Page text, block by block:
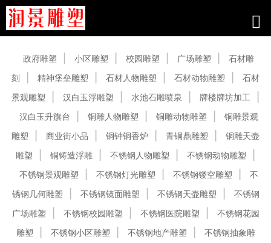
政府雕塑 小区雕塑 校园雕塑 广场雕塑
石材雕
刻
精神堡垒雕塑 石材人物雕塑 石材动物雕塑
石材
景观雕塑
汉白玉浮雕塑 水池石雕喷泉
牌楼牌坊加工
汉白玉升旗台
铜雕人物雕塑 铜雕动物雕塑
铜雕景观
雕塑
商业街小品 铜钟铜香炉 青铜鼎雕塑
铜雕天壶
雕塑
铜铸造浮雕 不锈钢人物雕塑
不锈钢动物雕塑
不锈钢景观雕塑
不锈钢灯光雕塑 不锈钢镂空雕塑
不
锈钢几何雕塑
不锈钢镜面雕塑 不锈钢天壶雕塑
不锈钢
广场雕塑
不锈钢校园雕塑 不锈钢医院雕塑
不锈钢花园
雕塑
不锈钢小区雕塑 不锈钢地产雕塑
不锈钢抽象雕